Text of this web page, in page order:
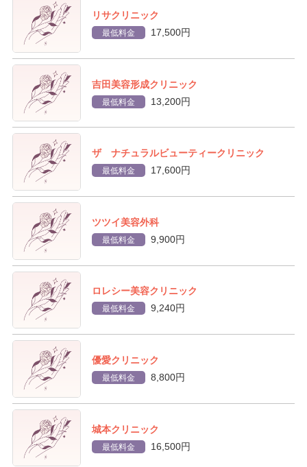
リサクリニック
最低料金 17,500円
吉田美容形成クリニック
最低料金 13,200円
ザ ナチュラルビューティークリニック
最低料金 17,600円
ツツイ美容外科
最低料金 9,900円
ロレシー美容クリニック
最低料金 9,240円
優愛クリニック
最低料金 8,800円
城本クリニック
最低料金 16,500円